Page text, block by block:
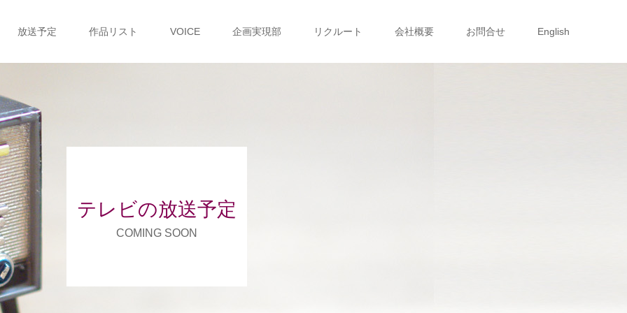
放送予定 作品リスト VOICE 企画実現部 リクルート 会社概要 お問合せ English
テレビの放送予定
COMING SOON